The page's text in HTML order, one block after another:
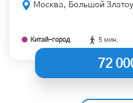
Москва, Большой
Китай-город 5 мин.
72